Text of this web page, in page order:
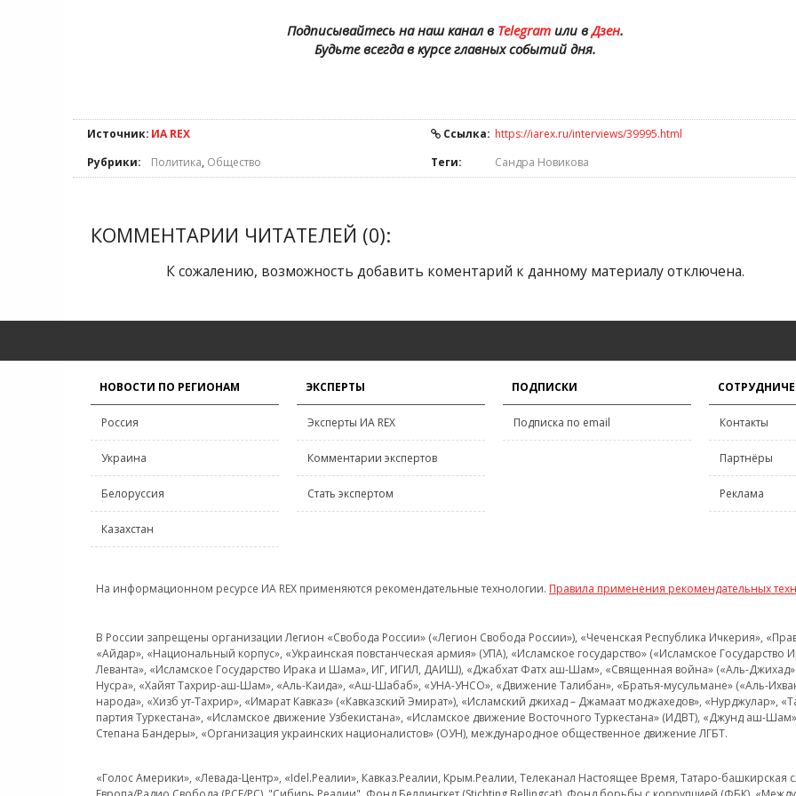
Подписывайтесь на наш канал в Telegramили вДзен.
Будьте всегда в курсе главных событий дня.
Источник: ИА REX Ссылка: https://iarex.ru/interviews/39995.html
Рубрики:
Политика, Общество Теги: Сандра Новикова
КОММЕНТАРИИ ЧИТАТЕЛЕЙ (0):
К сожалению, возможность добавить коментарий к данному материалу отключена.
НОВОСТИ ПО РЕГИОНАМ
Россия
Украина
Белоруссия
Казахстан
ЭКСПЕРТЫ
Эксперты ИА REX
Комментарии экспертов
Стать экспертом
ПОДПИСКИ
Подписка по email Контакты
Партнёры
Реклама
На информационном ресурсе ИА REX применяются рекомендательные технологии. Правила применения рекомендательных
В России запрещены организации Легион «Свобода России» («Легион Свобода России»), «Чеченская Республика Ичкерия»,
«Айдар», «Национальный корпус», «Украинская повстанческая армия» (УПА), «Исламское государство» («Исламское
Леванта», «Исламское Государство Ирака и Шама», ИГ, ИГИЛ, ДАИШ), «Джабхат Фатх аш-Шам», «Священная война» («Аль-Джихад»
Нусра», «Хайят Тахрир-аш-Шам», «Аль-Каида», «Аш-Шабаб», «УНА-УНСО», «Движение Талибан», «Братья-мусульмане» («Аль-
народа», «Хизб ут-Тахрир», «Имарат Кавказ» («Кавказский Эмират»), «Исламский джихад – Джамаат моджахедов», «Нурджулар»,
партия Туркестана», «Исламское движение Узбекистана», «Исламское движение Восточного Туркестана» (ИДВТ), «Джунд аш-
Степана Бандеры», «Организация украинских националистов» (ОУН), международное общественное движение ЛГБТ.
«Голос Америки», «Левада-Центр», «Idel.Реалии», Кавказ.Реалии, Крым.Реалии, Телеканал Настоящее Время, Татаро-